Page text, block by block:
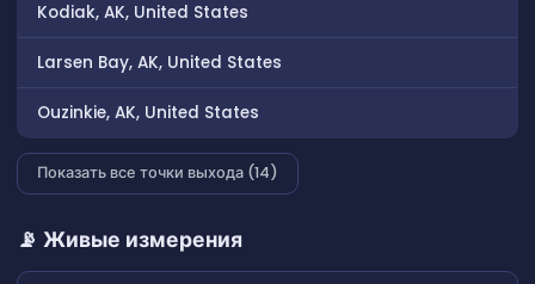
Kodiak, AK, United States
Larsen Bay, AK, United States
Ouzinkie, AK, United States
Показать все точки выхода (14)
📡 Живые измерения